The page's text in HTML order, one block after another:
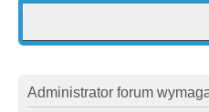
Administrator forum